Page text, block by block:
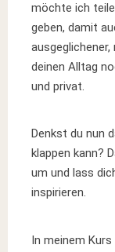
möchte ich
geben, damit
deinen Alltag
und privat.
Denkst du nun
klappen kann?
um und lass
inspirieren.
In meinem Kurs